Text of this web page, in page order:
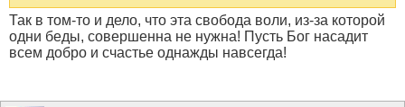
Так в том-то и дело, что эта свобода воли, из-за которой
одни беды, совершенна не нужна! Пусть Бог насадит
всем добро и счастье однажды навсегда!